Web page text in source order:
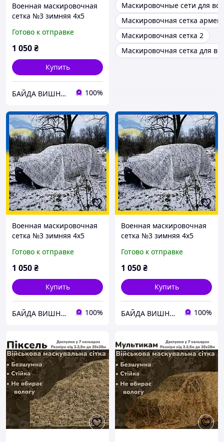
Военная маскировочная
сетка №3 зимняя 4х5
Готово к отправке
1 050₴
Купить
БАЙДА ВИШНЕВЕЦЬКИЙ-ВІЙСЬКОВА КРАМНИЦЯ 100%
Маскировочные сети для
Маскировочная сетка
Маскировочная сетка 2
Маскировочная сетка для
Военная маскировочная
сетка №3 зимняя 4х5
Готово к отправке
1 050₴
Купить
БАЙДА ВИШНЕВЕЦЬКИЙ-ВІЙСЬКОВА КРАМНИЦЯ 100%
Военная маскировочная
сетка №3 зимняя 4х5
Готово к отправке
1 050₴
Купить
БАЙДА ВИШНЕВЕЦЬКИЙ-ВІЙСЬКОВА КРАМНИЦЯ 100%